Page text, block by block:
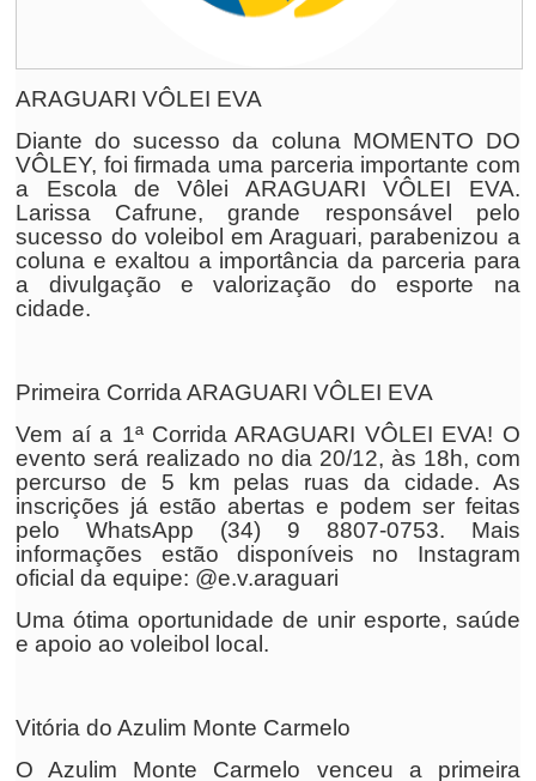
ARAGUARI VÔLEI EVA
Diante do sucesso da coluna MOMENTO DO
VÔLEY, foi firmada uma parceria importante com
a Escola de Vôlei ARAGUARI VÔLEI EVA.
Larissa Cafrune, grande responsável pelo
sucesso do voleibol em Araguari, parabenizou a
coluna e exaltou a importância da parceria para
a divulgação e valorização do esporte na
cidade.
Primeira Corrida ARAGUARI VÔLEI EVA
Vem aí a 1ª Corrida ARAGUARI VÔLEI EVA! O
evento será realizado no dia 20/12, às 18h, com
percurso de 5 km pelas ruas da cidade. As
inscrições já estão abertas e podem ser feitas
pelo WhatsApp (34) 9 8807-0753. Mais
informações estão disponíveis no Instagram
oficial da equipe: @e.v.araguari
Uma ótima oportunidade de unir esporte, saúde
e apoio ao voleibol local.
Vitória do Azulim Monte Carmelo
O Azulim Monte Carmelo venceu a primeira